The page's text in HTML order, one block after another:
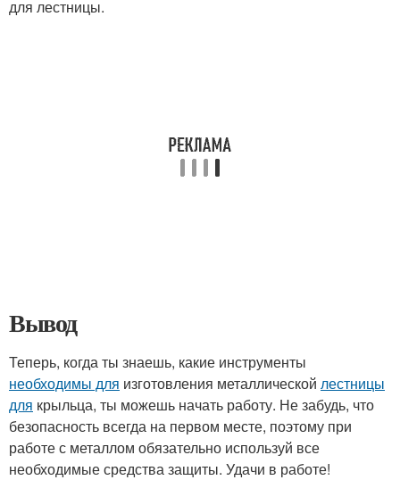
для лестницы.
Вывод
Теперь, когда ты знаешь, какие инструменты
необходимы для изготовления металлической лестницы
для крыльца, ты можешь начать работу. Не забудь, что
безопасность всегда на первом месте, поэтому при
работе с металлом обязательно используй все
необходимые средства защиты. Удачи в работе!